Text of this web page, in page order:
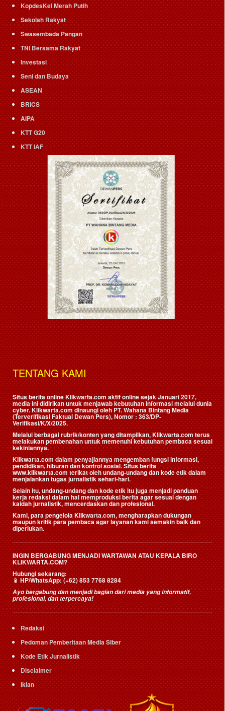
KopdesKel Merah Putih
Sekolah Rakyat
Swasembada Pangan
TNI Bersama Rakyat
Investasi
Seni dan Budaya
ASEAN
BRICS
AIPA
KTT G20
KTT IAF
TENTANG KAMI
Situs berita online Klikwarta.com aktif online sejak Januari 2017,
media ini didirikan untuk menjawab kebutuhan informasi melalui dunia
cyber. Klikwarta.com dinaungi oleh PT. Wahana Bintang Media
(Terverifikasi Faktual Dewan Pers), Nomor : 363/DP-
Verifikasi/K/X/2025.
Melalui berbagai rubrik/konten yang ditampilkan, Klikwarta.com terus
melakukan pembenahan untuk memenuhi kebutuhan pembaca sesuai
kekiniannya.
Klikwarta.com dalam penyajiannya mengemban fungsi informasi,
pendidikan, hiburan dan kontrol sosial. Situs berita
www.klikwarta.com terikat oleh undang-undang dan kode etik dalam
menjalankan tugas jurnalistik sehari-hari.
Selain itu, undang-undang dan kode etik itu juga menjadi panduan
kerja redaksi dalam hal memproduksi berita agar sesuai dengan
kaidah jurnalistik, mencerdaskan dan profesional.
Kami, para pengelola Klikwarta.com, mengharapkan dukungan
maupun kritik para pembaca agar layanan kami semakin baik dan
diperlukan.
INGIN BERGABUNG MENJADI WARTAWAN ATAU KEPALA BIRO
KLIKWARTA.COM?
Hubungi sekarang:
📱HP/WhatsApp:(+62) 853 7768 8284
Ayo bergabung dan menjadi bagian dari media yang informatif,
profesional, dan terpercaya!
Redaksi
Pedoman Pemberitaan Media Siber
Kode Etik Jurnalistik
Disclaimer
Iklan